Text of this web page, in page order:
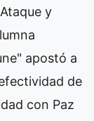
y
apostó a
de
con Paz